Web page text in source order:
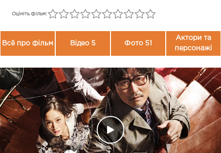
Оцініть фільм:
Всё про фільм Відео 5 Фото 51
Актори та
персонажі